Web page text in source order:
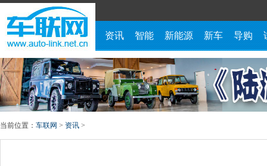
资讯 智能 新能源 新车 导购
当前位置： 车联网 > 资讯 >